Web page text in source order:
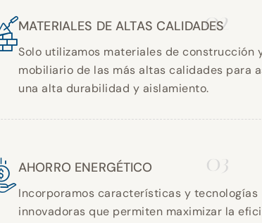
02
MATERIALES DE ALTAS CALIDADES
Solo utilizamos materiales de construcción
mobiliario de las más altas calidades para
una alta durabilidad y aislamiento.
03
AHORRO ENERGÉTICO
Incorporamos características y tecnologías
innovadoras que permiten maximizar la